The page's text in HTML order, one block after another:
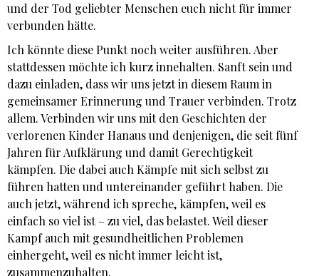
und der Tod geliebter Menschen euch nicht für immer
verbunden hätte.
Ich könnte diese Punkt noch weiter ausführen. Aber
stattdessen möchte ich kurz innehalten. Sanft sein und
dazu einladen, dass wir uns jetzt in diesem Raum in
gemeinsamer Erinnerung und Trauer verbinden. Trotz
allem. Verbinden wir uns mit den Geschichten der
verlorenen Kinder Hanaus und denjenigen, die seit fünf
Jahren für Aufklärung und damit Gerechtigkeit
kämpfen. Die dabei auch Kämpfe mit sich selbst zu
führen hatten und untereinander geführt haben. Die
auch jetzt, während ich spreche, kämpfen, weil es
einfach so viel ist – zu viel, das belastet. Weil dieser
Kampf auch mit gesundheitlichen Problemen
einhergeht, weil es nicht immer leicht ist,
zusammenzuhalten.